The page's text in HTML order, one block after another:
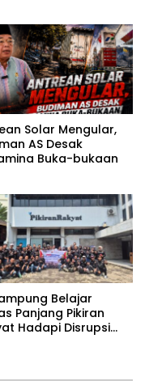
Solar Mengular,
AS Desak
Buka-bukaan
Belajar
Panjang Pikiran
Hadapi Disrupsi